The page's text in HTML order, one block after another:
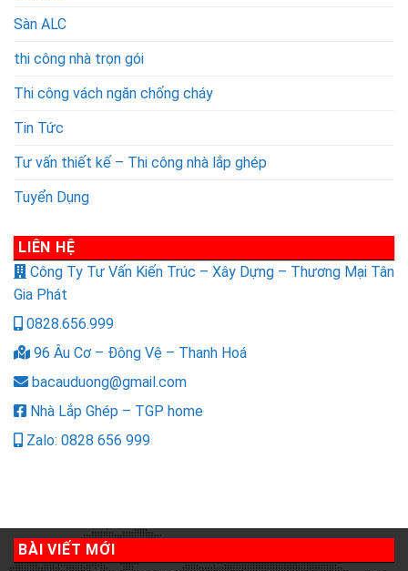
Sàn ALC
thi công nhà trọn gói
Thi công vách ngăn chống cháy
Tin Tức
Tư vấn thiết kế – Thi công nhà lắp ghép
Tuyển Dụng
LIÊN HỆ
Công Ty Tư Vấn Kiến Trúc – Xây Dựng – Thương Mại Tân
Gia Phát
0828.656.999
96 Âu Cơ – Đông Vệ – Thanh Hoá
bacauduong@gmail.com
Nhà Lắp Ghép – TGP home
Zalo: 0828 656 999
BÀI VIẾT MỚI